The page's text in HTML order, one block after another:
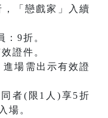
「戀戲家」入續
：9折。
證件。
場需出示有效證
者(限1人)享5折
場。